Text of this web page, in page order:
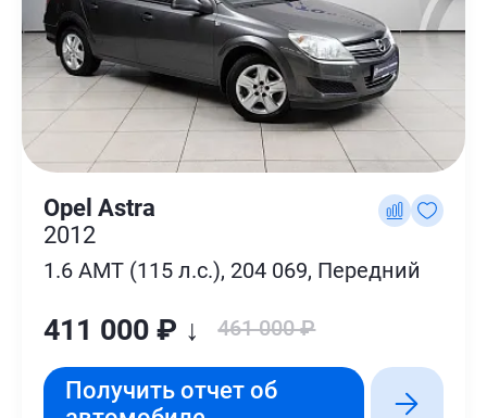
Opel Astra
2012
1.6 AMT (115 л.с.), 204 069, Передний
411 000 ₽ ↓ 461 000 ₽
Получить отчет об